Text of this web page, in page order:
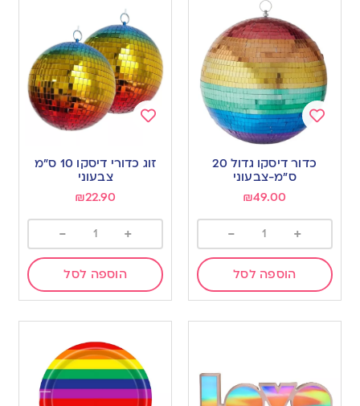
wishlist
כדור דיסקו גדול 20
ס”מ-צבעוני
₪49.00
+
-
הוספה לסל
to
wishlist
זוג כדורי דיסקו 10 ס”מ
צבעוני
₪22.90
+
-
הוספה לסל